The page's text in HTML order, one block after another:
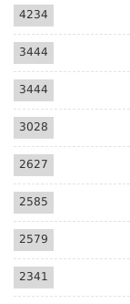
4234
3444
3444
3028
2627
2585
2579
2341